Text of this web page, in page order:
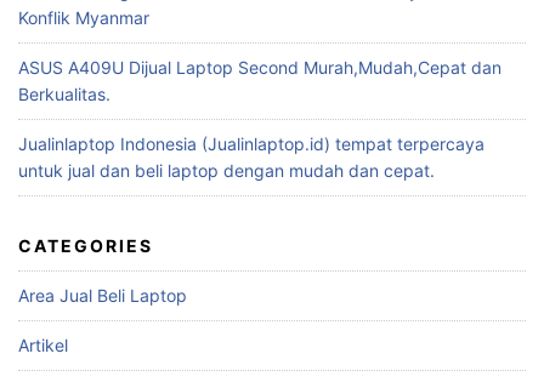
Konflik Myanmar
ASUS A409U Dijual Laptop Second Murah,Mudah,Cepat dan
Berkualitas.
Jualinlaptop Indonesia (Jualinlaptop.id) tempat terpercaya
untuk jual dan beli laptop dengan mudah dan cepat.
CATEGORIES
Area Jual Beli Laptop
Artikel